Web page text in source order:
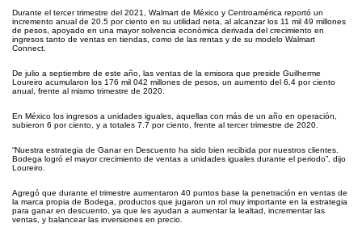
Durante el tercer trimestre del 2021, Walmart de México y Centroamérica reportó un
incremento anual de 20.5 por ciento en su utilidad neta, al alcanzar los 11 mil 49 millones
de pesos, apoyado en una mayor solvencia económica derivada del crecimiento en
ingresos tanto de ventas en tiendas, como de las rentas y de su modelo Walmart
Connect.
De julio a septiembre de este año, las ventas de la emisora que preside Guilherme
Loureiro acumularon los 176 mil 042 millones de pesos, un aumento del 6.4 por ciento
anual, frente al mismo trimestre de 2020.
En México los ingresos a unidades iguales, aquellas con más de un año en operación,
subieron 6 por ciento, y a totales 7.7 por ciento, frente al tercer trimestre de 2020.
“Nuestra estrategia de Ganar en Descuento ha sido bien recibida por nuestros clientes.
Bodega logró el mayor crecimiento de ventas a unidades iguales durante el periodo”, dijo
Loureiro.
Agregó que durante el trimestre aumentaron 40 puntos base la penetración en ventas de
la marca propia de Bodega, productos que jugaron un rol muy importante en la estrategia
para ganar en descuento, ya que les ayudan a aumentar la lealtad, incrementar las
ventas, y balancear las inversiones en precio.